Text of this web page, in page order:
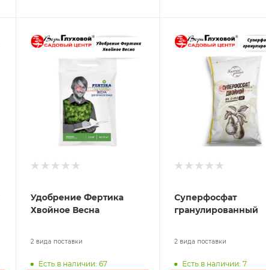
Удобрение Фертика
Хвойное Весна
2 вида поставки
Есть в наличии: 67
Суперфосфат
гранулированный
2 вида поставки
Есть в наличии: 7